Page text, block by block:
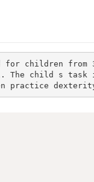
for children
child s task
practice